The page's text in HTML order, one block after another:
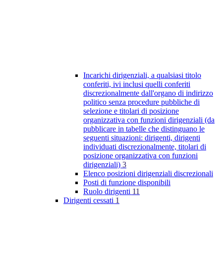
Incarichi dirigenziali, a qualsiasi titolo
conferiti, ivi inclusi quelli conferiti
discrezionalmente dall'organo di indirizzo
politico senza procedure pubbliche di
selezione e titolari di posizione
organizzativa con funzioni dirigenziali (da
pubblicare in tabelle che distinguano le
seguenti situazioni: dirigenti, dirigenti
individuati discrezionalmente, titolari di
posizione organizzativa con funzioni
dirigenziali) 3
Elenco posizioni dirigenziali discrezionali
Posti di funzione disponibili
Ruolo dirigenti 11
Dirigenti cessati 1